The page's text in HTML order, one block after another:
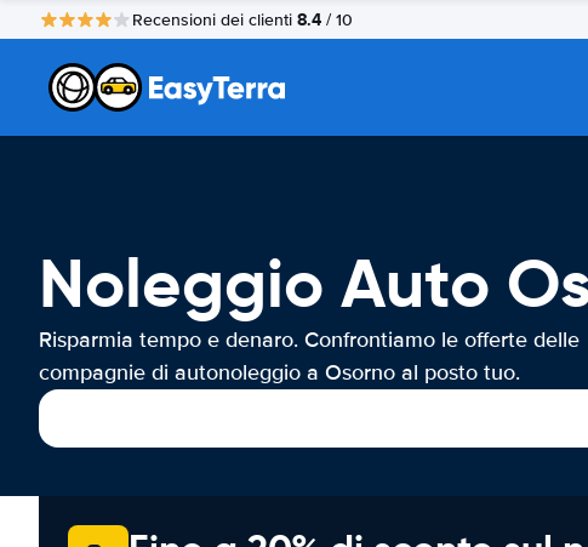
Recensioni dei clienti 8.4 / 10
Noleggio Auto
Risparmia tempo e denaro. Confrontiamo le offerte delle
compagnie di autonoleggio a Osorno al posto tuo.